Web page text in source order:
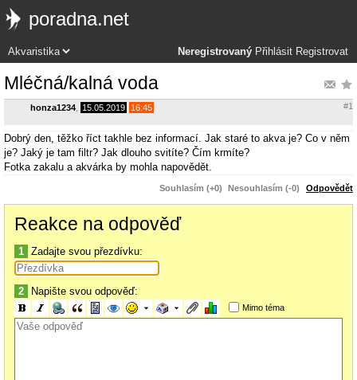
poradna.net
Neregistrovaný Přihlásit Registrovat
Mléčná/kalná voda
honza1234 15.05.2019 16:45 #1
Dobrý den, těžko říct takhle bez informací. Jak staré to akva je? Co v něm
je? Jaký je tam filtr? Jak dlouho svitíte? Čím krmíte?
Fotka zakalu a akvárka by mohla napovědět.
Souhlasím (+0) Nesouhlasím (-0) Odpovědět
Reakce na odpověď
1 Zadajte svou přezdívku:
2 Napište svou odpověď:
Mimo téma